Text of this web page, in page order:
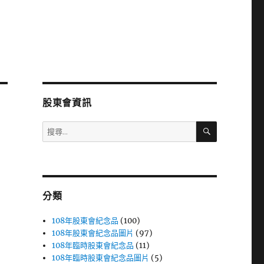
股東會資訊
搜
尋
字:
搜
分類
108年股東會紀念品 (100)
108年股東會紀念品圖片 (97)
108年臨時股東會紀念品 (11)
108年臨時股東會紀念品圖片 (5)